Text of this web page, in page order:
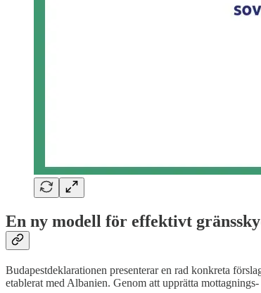
En ny modell för effektivt
Budapestdeklarationen presenterar en rad konkreta
etablerat med Albanien. Genom att upprätta